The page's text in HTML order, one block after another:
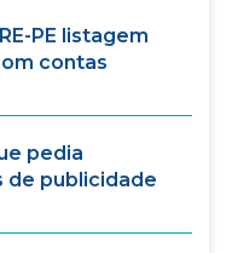
PE listagem
contas
pedia
de publicidade